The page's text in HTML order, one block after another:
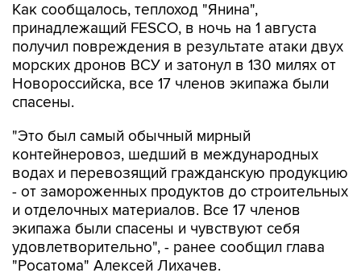
Как сообщалось, теплоход "Янина",
принадлежащий FESCO, в ночь на 1 августа
получил повреждения в результате атаки двух
морских дронов ВСУ и затонул в 130 милях от
Новороссийска, все 17 членов экипажа были
спасены.
"Это был самый обычный мирный
контейнеровоз, шедший в международных
водах и перевозящий гражданскую продукцию
- от замороженных продуктов до строительных
и отделочных материалов. Все 17 членов
экипажа были спасены и чувствуют себя
удовлетворительно", - ранее сообщил глава
"Росатома" Алексей Лихачев.